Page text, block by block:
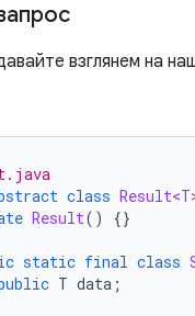
взглянем на
class
Result() {}
static final class
T data ;